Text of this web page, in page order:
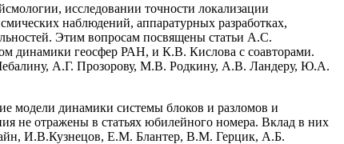
исследовании точности локализации
наблюдений, аппаратурных разработках,
Этим вопросам посвящены статьи А.С.
динамики геосфер РАН, и К.В. Кислова с соавторами.
А.Г. Прозорову, М.В. Родкину, А.В. Ландеру, Ю.А.
модели динамики системы блоков и разломов и
не отражены в статьях юбилейного номера. Вклад в них
И.В.Кузнецов, Е.М. Блантер, В.М. Герцик, А.Б.